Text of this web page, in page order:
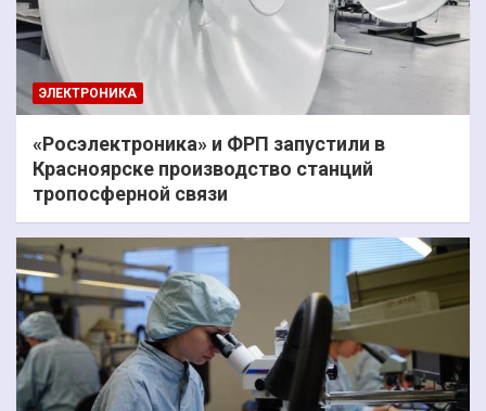
ЭЛЕКТРОНИКА
«Росэлектроника» и ФРП запустили в
Красноярске производство станций
тропосферной связи